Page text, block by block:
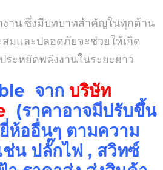
งาน ซึ่งมีบทบาทสำคัญในทุกด้าน
มและปลอดภัยจะช่วยให้เกิด
ะหยัดพลังงานในระยะยาว
จาก บริษัท
(ราคาอาจมีปรับขึ้น
ห้ออื่นๆ ตามความ
น ปลั๊กไฟ , สวิทซ์